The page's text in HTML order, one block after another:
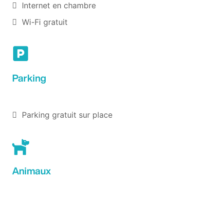
Internet en chambre
Wi-Fi gratuit
Parking
Parking gratuit sur place
Animaux